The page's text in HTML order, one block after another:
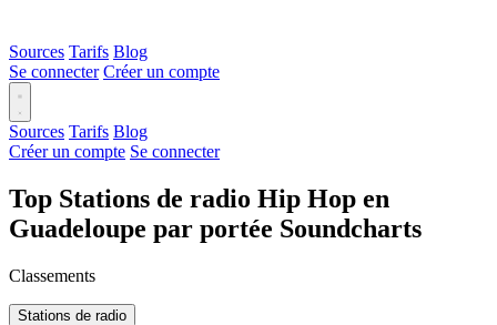
Sources Tarifs Blog
Se connecter Créer un compte
Sources Tarifs Blog
Créer un compte Se connecter
Top Stations de radio Hip Hop en
Guadeloupe par portée Soundcharts
Classements
Stations de radio